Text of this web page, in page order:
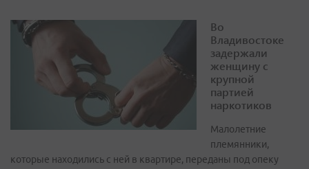
Во
Владивостоке
задержали
женщину с
крупной
партией
наркотиков
Малолетние
племянники,
которые находились с ней в квартире, переданы под опеку